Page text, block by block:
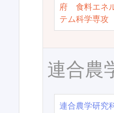
府 食料エネ
テム科学専攻
連合農
連合農学研